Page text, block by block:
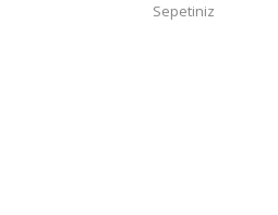
Sepetiniz